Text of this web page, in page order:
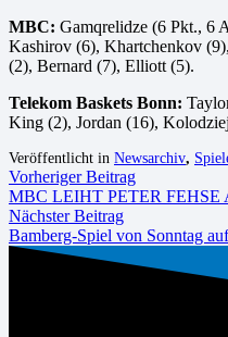
MBC: Gamqrelidze (6 Pkt., 6
Kashirov (6), Khartchenkov
(2), Bernard (7), Elliott (5).
Telekom Baskets Bonn:
King (2), Jordan (16),
Veröffentlicht in Newsarchiv,
Vorheriger Beitrag
MBC LEIHT PETER FEHSE
Nächster Beitrag
Bamberg-Spiel von Sonntag